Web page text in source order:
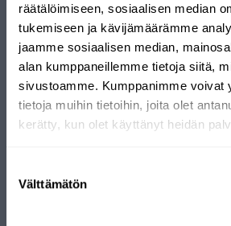
räätälöimiseen, sosiaalisen median
tukemiseen ja kävijämäärämme
jaamme sosiaalisen median,
alan kumppaneillemme tietoja siitä,
sivustoamme. Kumppanimme voivat
tietoja muihin tietoihin, joita olet
kerätty, kun olet käyttänyt heidän
valinta
Välttämätön
Voir les produits
Pour les filtres à eau de puits
Pays de